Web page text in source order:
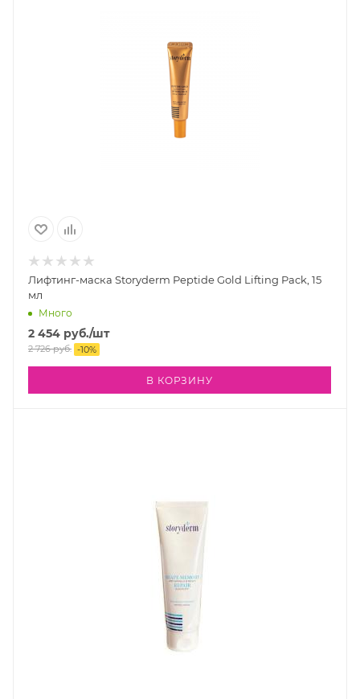
Лифтинг-маска Storyderm Peptide Gold Lifting Pack, 15
мл
Много
2 454 руб./шт
2 726руб. -10%
В КОРЗИНУ